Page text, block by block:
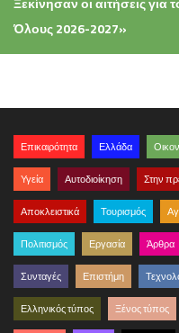
Όλους 2026-2027»
Επικαιρότητα Ελλάδα
Υγεία Αυτοδιοίκηση Στην
Αποκλειστικά Τουρισμός
Πολιτισμός Εργασία Άρθρα
Συνταγές Επιστήμη
Ελληνικός τύπος Ξένος τύπος